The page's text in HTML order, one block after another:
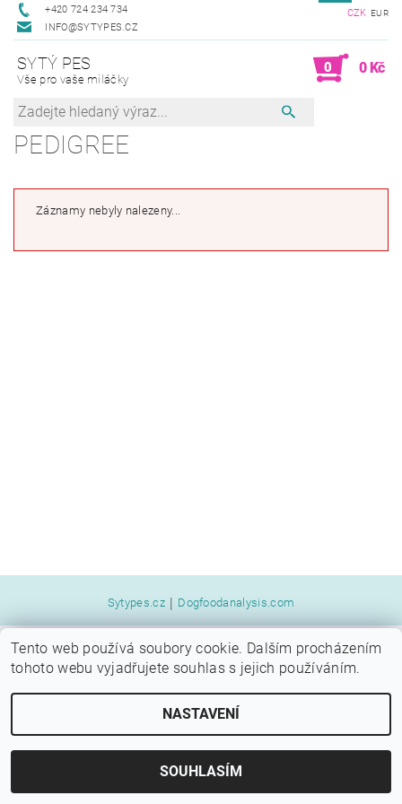
+420 724 234 734
INFO@SYTYPES.CZ
CZK EUR
SYTÝ PES
Vše pro vaše miláčky
0 0 Kč
PEDIGREE
Záznamy nebyly nalezeny...
Sytypes.cz | Dogfoodanalysis.com
2026 © SYTÝ PES, všechna práva vyhrazena
Vytvořil Shoptet
Tento web používá soubory cookie. Dalším procházením
tohoto webu vyjadřujete souhlas s jejich používáním.
NASTAVENÍ
SOUHLASÍM